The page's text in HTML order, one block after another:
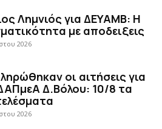
Λημνιός για ΔΕΥΑΜΒ: Η
με αποδειξεις
2026
οι αιτήσεις για
Δ.Βόλου: 10/8 τα
2026